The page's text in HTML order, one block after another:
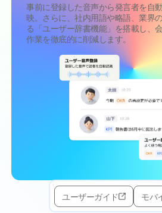
事前に登録した音声から発言者を自
映。さらに、社内用語や略語、業界
る「ユーザー辞書機能」を搭載し、
作業を徹底的に削減します。
ユーザーガイド モバ